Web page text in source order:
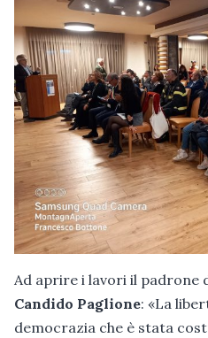
Ad aprire i lavori il padrone
Candido Paglione: «La
democrazia che è stata